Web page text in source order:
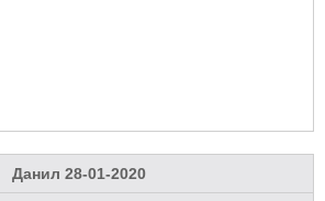
Данил 28-01-2020